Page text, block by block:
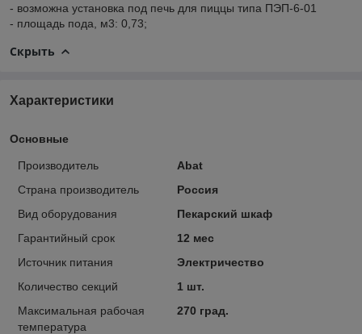
- возможна установка под печь для пиццы типа ПЭП-6-01
- площадь пода, м3: 0,73;
Скрыть
Характеристики
Основные
Производитель
Abat
Страна производитель
Россия
Вид оборудования
Пекарский шкаф
Гарантийный срок
12 мес
Источник питания
Электричество
Количество секций
1 шт.
Максимальная рабочая
температура
270 град.